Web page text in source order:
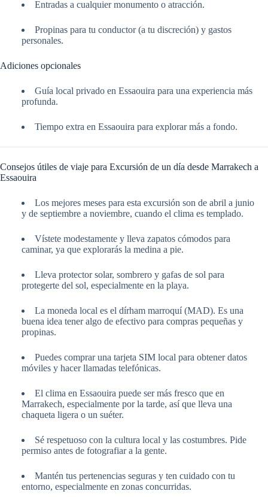
Entradas a cualquier monumento o atracción.
Propinas para tu conductor (a tu discreción) y gastos
personales.
Adiciones opcionales
Guía local privado en Essaouira para una experiencia más
profunda.
Tiempo extra en Essaouira para explorar más a fondo.
Consejos útiles de viaje para Excursión de un día desde Marrakech a
Essaouira
Los mejores meses para esta excursión son de abril a junio
y de septiembre a noviembre, cuando el clima es templado.
Vístete modestamente y lleva zapatos cómodos para
caminar, ya que explorarás la medina a pie.
Lleva protector solar, sombrero y gafas de sol para
protegerte del sol, especialmente en la playa.
La moneda local es el dírham marroquí (MAD). Es una
buena idea tener algo de efectivo para compras pequeñas y
propinas.
Puedes comprar una tarjeta SIM local para obtener datos
móviles y hacer llamadas telefónicas.
El clima en Essaouira puede ser más fresco que en
Marrakech, especialmente por la tarde, así que lleva una
chaqueta ligera o un suéter.
Sé respetuoso con la cultura local y las costumbres. Pide
permiso antes de fotografiar a la gente.
Mantén tus pertenencias seguras y ten cuidado con tu
entorno, especialmente en zonas concurridas.